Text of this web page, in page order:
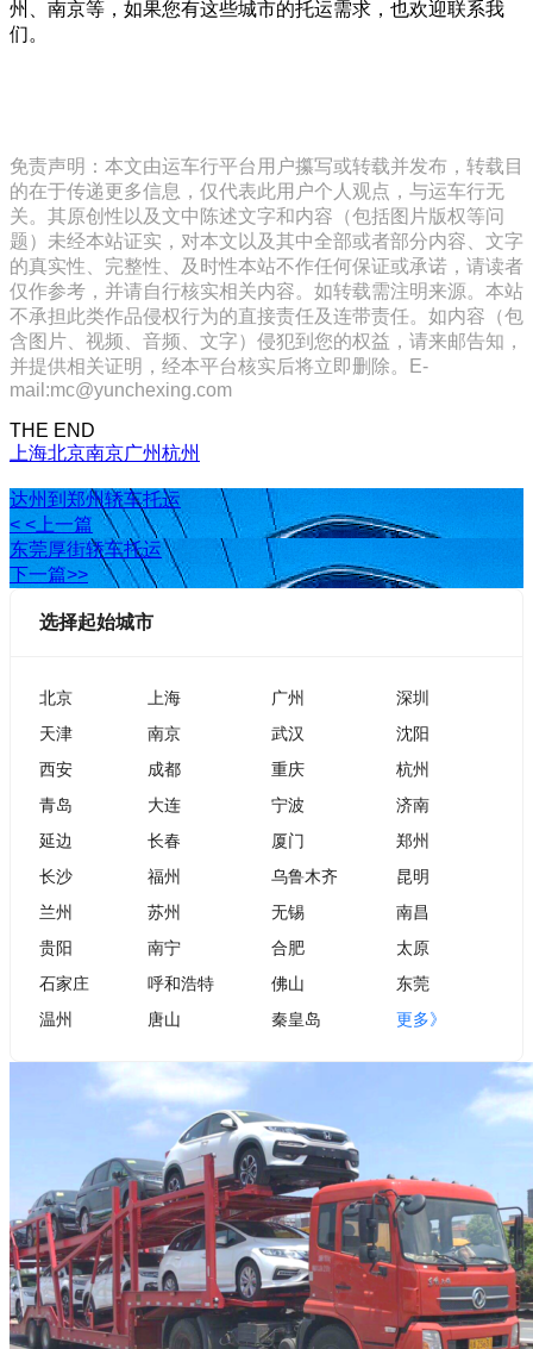
州、南京等，如果您有这些城市的托运需求，也欢迎联系我
们。
免责声明：本文由运车行平台用户攥写或转载并发布，转载目
的在于传递更多信息，仅代表此用户个人观点，与运车行无
关。其原创性以及文中陈述文字和内容（包括图片版权等问
题）未经本站证实，对本文以及其中全部或者部分内容、文字
的真实性、完整性、及时性本站不作任何保证或承诺，请读者
仅作参考，并请自行核实相关内容。如转载需注明来源。本站
不承担此类作品侵权行为的直接责任及连带责任。如内容（包
含图片、视频、音频、文字）侵犯到您的权益，请来邮告知，
并提供相关证明，经本平台核实后将立即删除。E-
mail:mc@yunchexing.com
THE END
上海北京南京广州杭州
达州到郑州轿车托运
< <上一篇
东莞厚街轿车托运
下一篇>>
选择起始城市
北京 上海 广州
深圳
天津
南京 武汉
沈阳
西安
成都 重庆
杭州
青岛
大连 宁波
济南
延边
长春 厦门
郑州
长沙
福州 乌鲁木齐
昆明
兰州
苏州 无锡
南昌
贵阳
南宁 合肥
太原
石家庄
呼和浩特 佛山
东莞
温州
唐山 秦皇岛 更多》